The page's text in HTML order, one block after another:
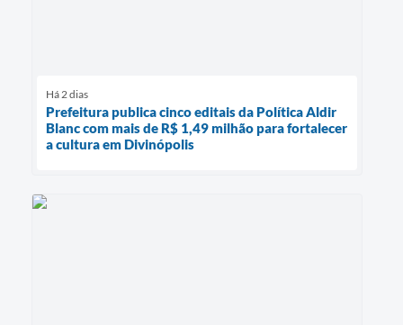
Há 2 dias
Prefeitura publica cinco editais da Política Aldir
Blanc com mais de R$ 1,49 milhão para fortalecer
a cultura em Divinópolis